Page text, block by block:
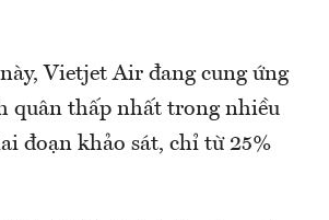
Vietjet Air đang cung ứng
quân thấp nhất trong nhiều
đoạn khảo sát, chỉ từ 25%